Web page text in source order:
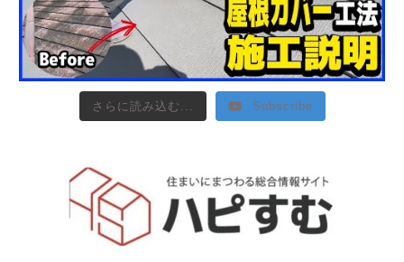
さらに読み込む... Subscribe